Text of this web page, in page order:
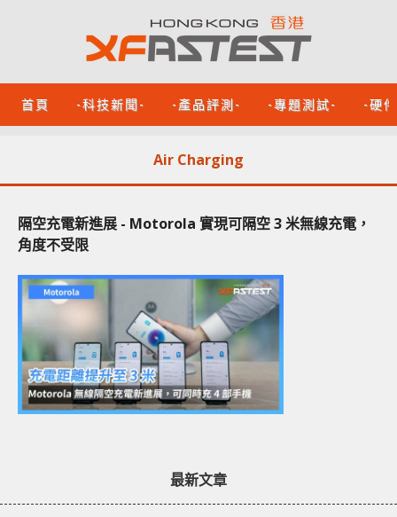
首頁 -科技新聞- -產品評測- -專題測試- -硬
Air Charging
隔空充電新進展 - Motorola 實現可隔空 3 米無線充電，
角度不受限
最新文章